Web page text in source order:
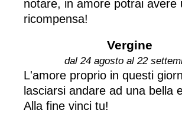
notare, in amore potrai avere
ricompensa!
Vergine
dal 24 agosto al 22
L'amore proprio in questi
lasciarsi andare ad una bella
Alla fine vinci tu!